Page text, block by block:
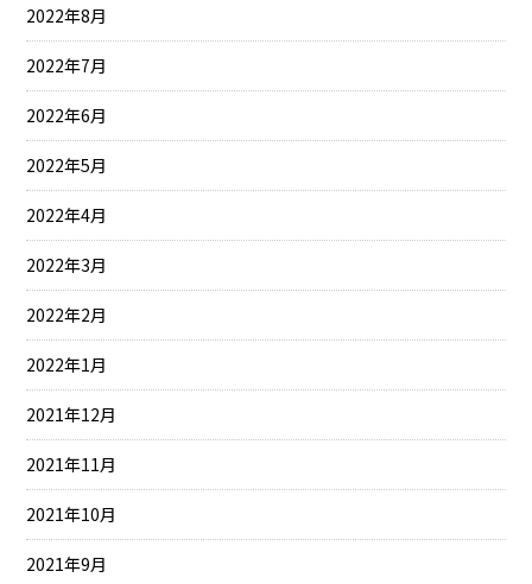
2022年8月
2022年7月
2022年6月
2022年5月
2022年4月
2022年3月
2022年2月
2022年1月
2021年12月
2021年11月
2021年10月
2021年9月